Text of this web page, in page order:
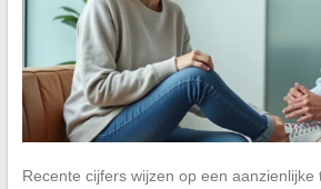
Recente cijfers wijzen op een aanzienlijke